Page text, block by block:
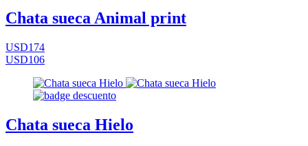
Chata sueca Animal print
USD174
USD106
Chata sueca Hielo